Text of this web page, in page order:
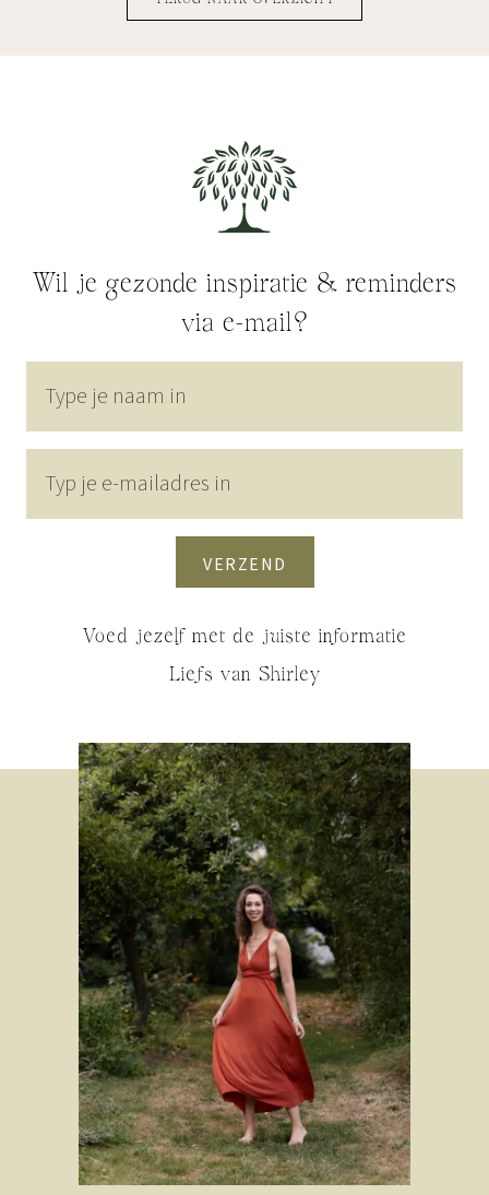
Wil je gezonde inspiratie & reminders
via e-mail?
VERZEND
Voed jezelf met de juiste informatie
Liefs van Shirley